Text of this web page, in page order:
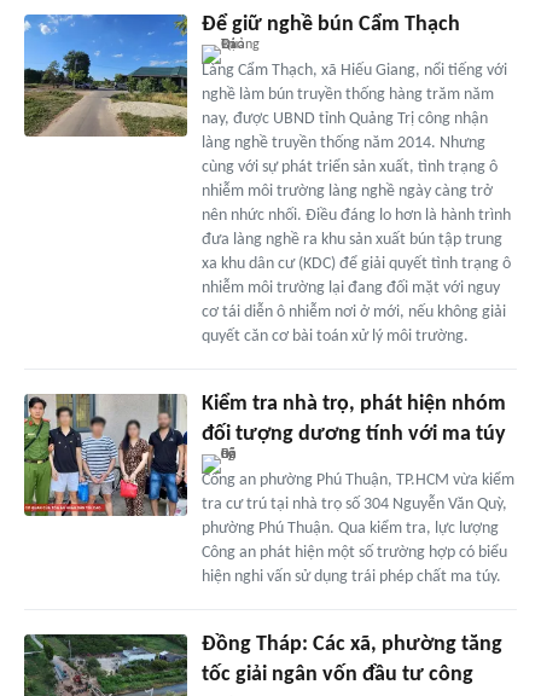
Để giữ nghề bún Cẩm Thạch
Làng Cẩm Thạch, xã Hiếu Giang, nổi tiếng với
nghề làm bún truyền thống hàng trăm năm
nay, được UBND tỉnh Quảng Trị công nhận
làng nghề truyền thống năm 2014. Nhưng
cùng với sự phát triển sản xuất, tình trạng ô
nhiễm môi trường làng nghề ngày càng trở
nên nhức nhối. Điều đáng lo hơn là hành trình
đưa làng nghề ra khu sản xuất bún tập trung
xa khu dân cư (KDC) để giải quyết tình trạng ô
nhiễm môi trường lại đang đối mặt với nguy
cơ tái diễn ô nhiễm nơi ở mới, nếu không giải
quyết căn cơ bài toán xử lý môi trường.
Kiểm tra nhà trọ, phát hiện nhóm
đối tượng dương tính với ma túy
Công an phường Phú Thuận, TP.HCM vừa kiểm
tra cư trú tại nhà trọ số 304 Nguyễn Văn Quỳ,
phường Phú Thuận. Qua kiểm tra, lực lượng
Công an phát hiện một số trường hợp có biểu
hiện nghi vấn sử dụng trái phép chất ma túy.
Đồng Tháp: Các xã, phường tăng
tốc giải ngân vốn đầu tư công